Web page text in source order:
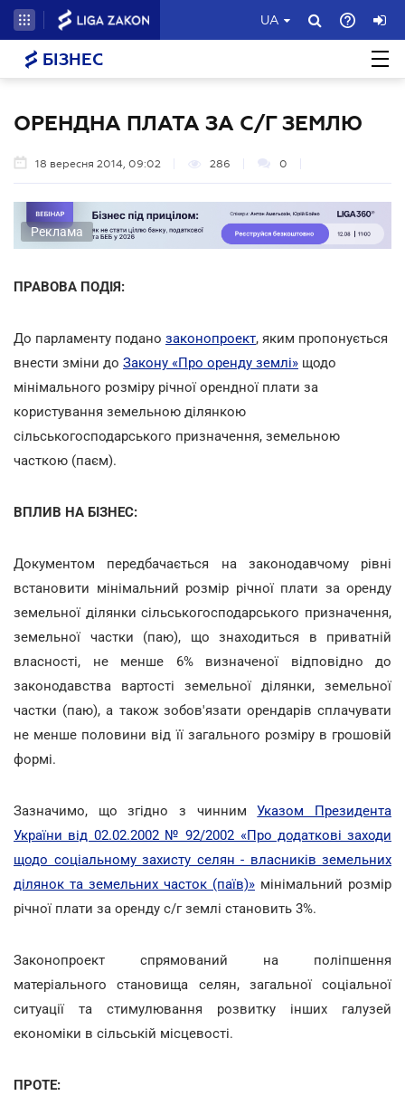
UA
БІЗНЕС
ОРЕНДНА ПЛАТА ЗА С/Г ЗЕМЛЮ
18 вересня 2014, 09:02 286 0
Реклама
ПРАВОВА ПОДІЯ:
До парламенту подано законопроект, яким пропонується
внести зміни до Закону «Про оренду землі» щодо
мінімального розміру річної орендної плати за
користування земельною ділянкою
сільськогосподарського призначення, земельною
часткою (паєм).
ВПЛИВ НА БІЗНЕС:
Документом передбачається на законодавчому рівні
встановити мінімальний розмір річної плати за оренду
земельної ділянки сільськогосподарського призначення,
земельної частки (паю), що знаходиться в приватній
власності, не менше 6% визначеної відповідно до
законодавства вартості земельної ділянки, земельної
частки (паю), а також зобов'язати орендарів сплачувати
не менше половини від її загального розміру в грошовій
формі.
Зазначимо, що згідно з чиннимУказом Президента
України від 02.02.2002 № 92/2002 «Про додаткові заходи
щодо соціальному захисту селян - власників земельних
ділянок та земельних часток (паїв)» мінімальний розмір
річної плати за оренду с/г землі становить 3%.
Законопроект спрямований на поліпшення
матеріального становища селян, загальної соціальної
ситуації та стимулювання розвитку інших галузей
економіки в сільській місцевості.
ПРОТЕ: